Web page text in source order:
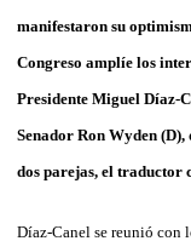
manifestaron su
Congreso amplíe los
Presidente Miguel Díaz-
Senador Ron Wyden (D),
dos parejas, el traductor
Díaz-Canel se reunió con